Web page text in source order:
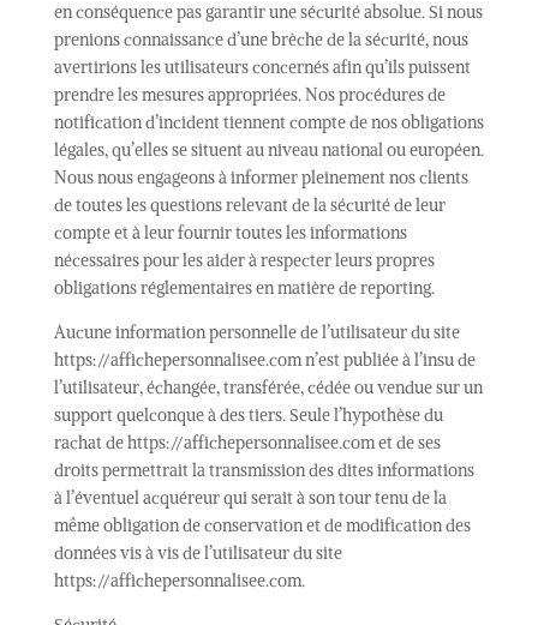
en conséquence pas garantir une sécurité absolue. Si nous
prenions connaissance d’une brèche de la sécurité, nous
avertirions les utilisateurs concernés afin qu’ils puissent
prendre les mesures appropriées. Nos procédures de
notification d’incident tiennent compte de nos obligations
légales, qu’elles se situent au niveau national ou européen.
Nous nous engageons à informer pleinement nos clients
de toutes les questions relevant de la sécurité de leur
compte et à leur fournir toutes les informations
nécessaires pour les aider à respecter leurs propres
obligations réglementaires en matière de reporting.
Aucune information personnelle de l’utilisateur du site
https://affichepersonnalisee.com n’est publiée à l’insu de
l’utilisateur, échangée, transférée, cédée ou vendue sur un
support quelconque à des tiers. Seule l’hypothèse du
rachat de https://affichepersonnalisee.com et de ses
droits permettrait la transmission des dites informations
à l’éventuel acquéreur qui serait à son tour tenu de la
même obligation de conservation et de modification des
données vis à vis de l’utilisateur du site
https://affichepersonnalisee.com.